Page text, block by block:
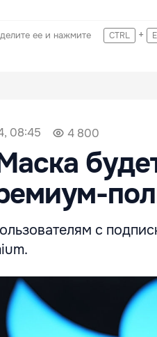
ее и нажмите CTRL +
08:45 4 800
с